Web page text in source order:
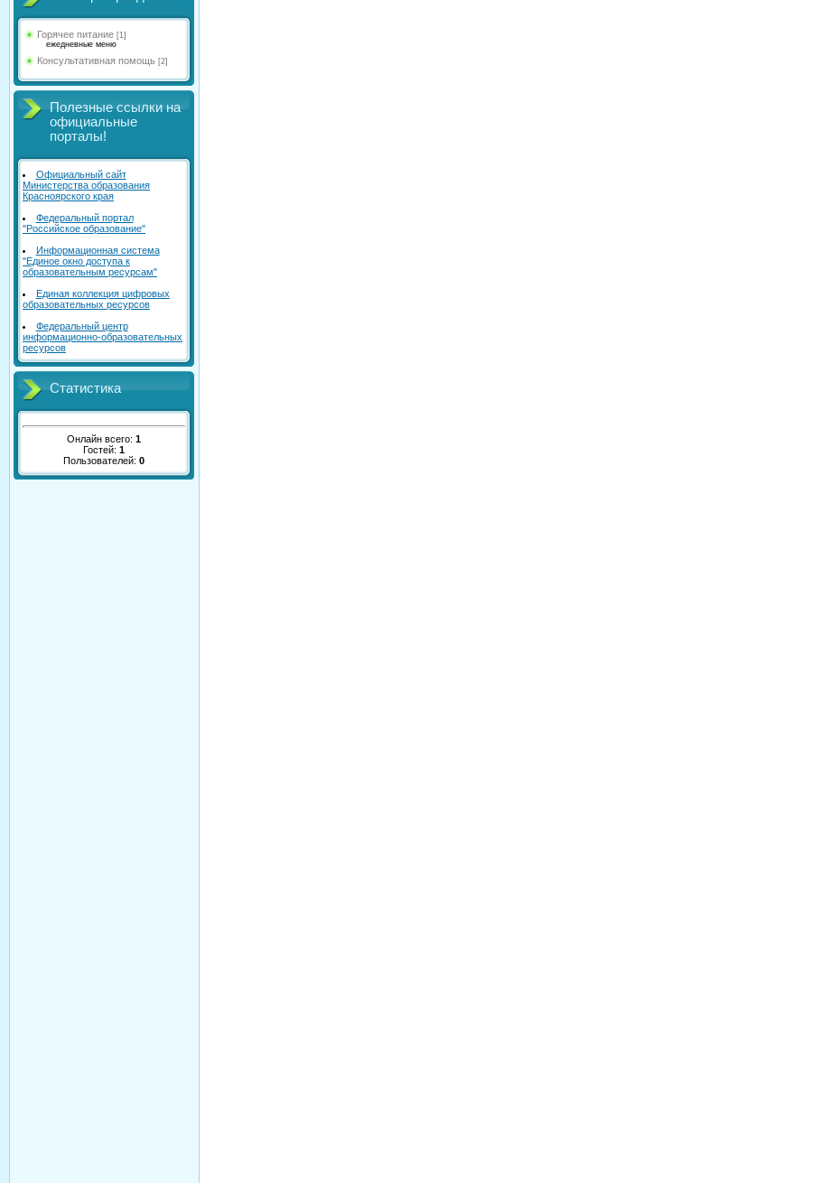
Горячее питание [1]
ежедневные меню
Консультативная помощь [2]
Полезные ссылки на
официальные
порталы!
Официальный сайт
Министерства образования
Красноярского края
Федеральный портал
"Российское образование"
Информационная система
"Единое окно доступа к
образовательным ресурсам"
Единая коллекция цифровых
образовательных ресурсов
Федеральный центр
информационно-образовательных
ресурсов
Статистика
Онлайн всего: 1
Гостей: 1
Пользователей: 0